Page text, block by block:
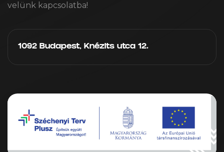
velünk kapcsolatba!
1092 Budapest, Knézits utca 12.